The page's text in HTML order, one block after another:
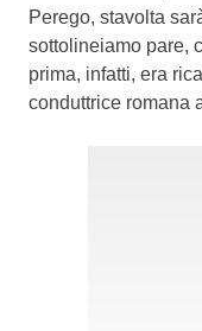
Perego, stavolta
sottolineiamo pare,
prima, infatti, era
conduttrice romana